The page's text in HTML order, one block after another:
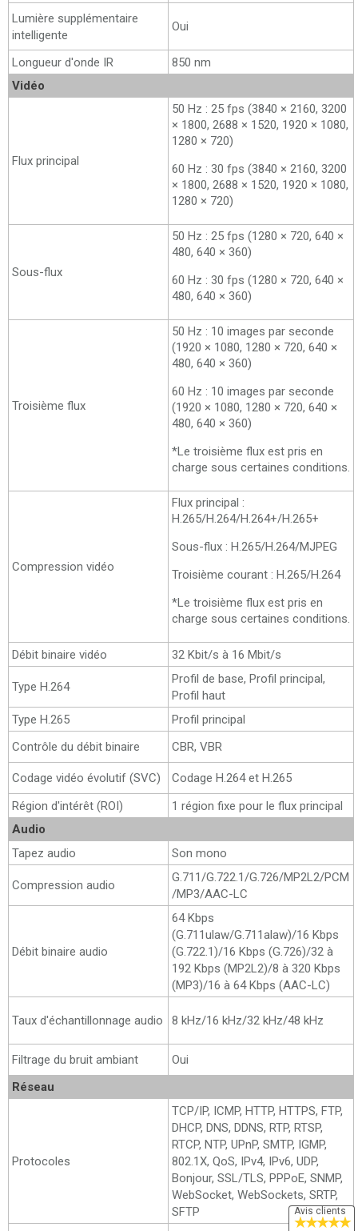
Lumière supplémentaire
intelligente
Oui
Longueur d'onde IR
850 nm
Vidéo
Flux principal
50 Hz : 25 fps (3840 × 2160, 3200
× 1800, 2688 × 1520, 1920 × 1080,
1280 × 720)
60 Hz : 30 fps (3840 × 2160, 3200
× 1800, 2688 × 1520, 1920 × 1080,
1280 × 720)
Sous-flux
50 Hz : 25 fps (1280 × 720, 640 ×
480, 640 × 360)
60 Hz : 30 fps (1280 × 720, 640 ×
480, 640 × 360)
Troisième flux
50 Hz : 10 images par seconde
(1920 × 1080, 1280 × 720, 640 ×
480, 640 × 360)
60 Hz : 10 images par seconde
(1920 × 1080, 1280 × 720, 640 ×
480, 640 × 360)
*Le troisième flux est pris en
charge sous certaines conditions.
Compression vidéo
Flux principal :
H.265/H.264/H.264+/H.265+
Sous-flux : H.265/H.264/MJPEG
Troisième courant : H.265/H.264
*Le troisième flux est pris en
charge sous certaines conditions.
Débit binaire vidéo 32 Kbit/s à 16 Mbit/s
Type H.264
Profil de base, Profil principal,
Profil haut
Type H.265
Profil principal
Contrôle du débit binaire
CBR, VBR
Codage vidéo évolutif (SVC)
Codage H.264 et H.265
Région d'intérêt (ROI)
1 région fixe pour le flux principal
Audio
Tapez audio
Son mono
Compression audio
G.711/G.722.1/G.726/MP2L2/PCM
/MP3/AAC-LC
Débit binaire audio
64 Kbps
(G.711ulaw/G.711alaw)/16 Kbps
(G.722.1)/16 Kbps (G.726)/32 à
192 Kbps (MP2L2)/8 à 320 Kbps
(MP3)/16 à 64 Kbps (AAC-LC)
Taux d'échantillonnage audio 8 kHz/16 kHz/32 kHz/48 kHz
Filtrage du bruit ambiant
Oui
Réseau
Protocoles
TCP/IP, ICMP, HTTP, HTTPS, FTP,
DHCP, DNS, DDNS, RTP, RTSP,
RTCP, NTP, UPnP, SMTP, IGMP,
802.1X, QoS, IPv4, IPv6, UDP,
Bonjour, SSL/TLS, PPPoE, SNMP,
WebSocket, WebSockets, SRTP,
SFTP
Avis clients
★★★★★